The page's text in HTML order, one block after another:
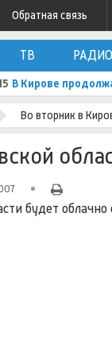
Обратная связь
ТВ РАДИО
В Кирове
Во вторник в